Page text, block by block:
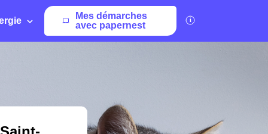
Mes démarches
avec papernest